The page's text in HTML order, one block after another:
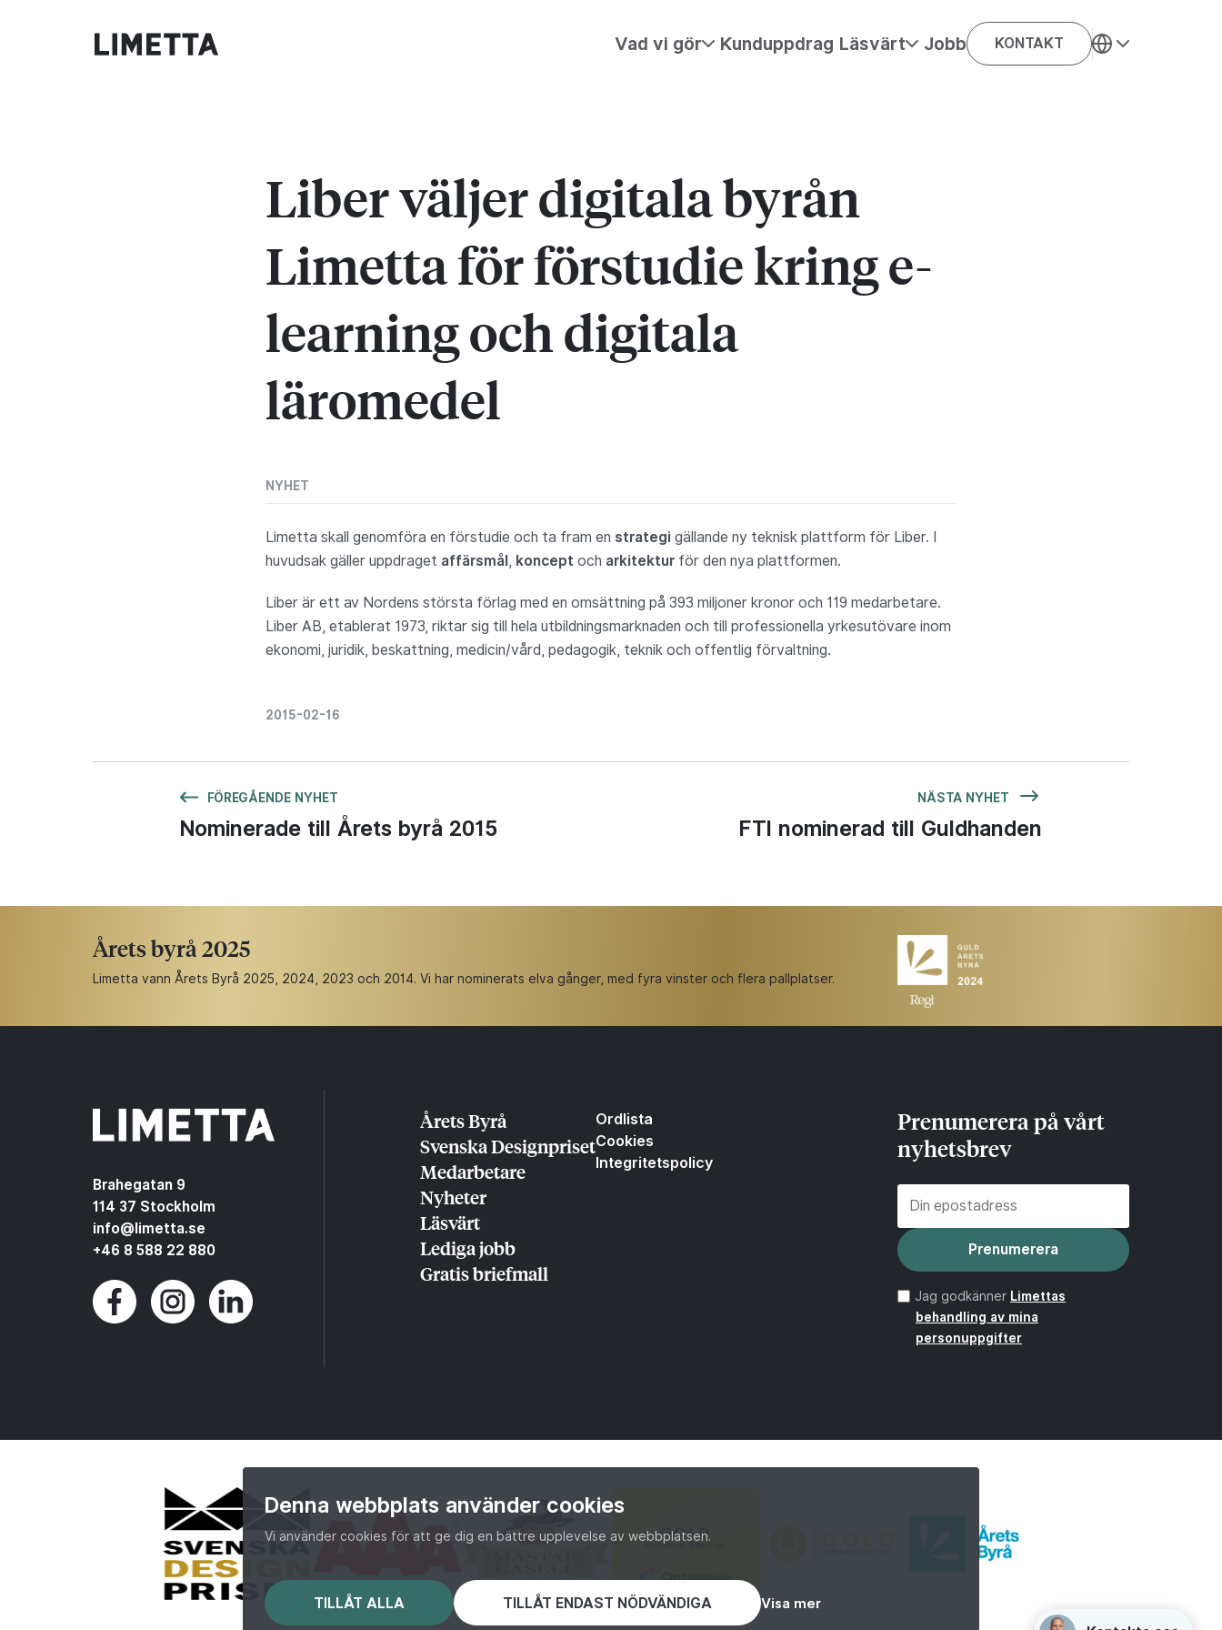
Denna webbplats använder cookies
Vi använder cookies för att ge dig en bättre upplevelse av webbplatsen.
TILLÅT ALLA TILLÅT ENDAST NÖDVÄNDIGA Visa mer
Vad vi gör Kunduppdrag Läsvärt Jobb KONTAKT
Liber väljer digitala byrån
Limetta för förstudie kring e-
learning och digitala
läromedel
NYHET
Limetta skall genomföra en förstudie och ta fram en strategi gällande ny teknisk plattform för Liber. I
huvudsak gäller uppdraget affärsmål, koncept och arkitektur för den nya plattformen.
Liber är ett av Nordens största förlag med en omsättning på 393 miljoner kronor och 119 medarbetare.
Liber AB, etablerat 1973, riktar sig till hela utbildningsmarknaden och till professionella yrkesutövare inom
ekonomi, juridik, beskattning, medicin/vård, pedagogik, teknik och offentlig förvaltning.
2015-02-16
FÖREGÅENDE NYHET
Nominerade till Årets byrå 2015
NÄSTA NYHET
FTI nominerad till Guldhanden
Årets byrå 2025
Limetta vann Årets Byrå 2025, 2024, 2023 och 2014. Vi har nominerats elva gånger, med fyra vinster och flera pallplatser.
Brahegatan 9
114 37 Stockholm
info@limetta.se
+46 8 588 22 880
Årets Byrå
Svenska Designpriset
Medarbetare
Nyheter
Läsvärt
Lediga jobb
Gratis briefmall
Ordlista
Cookies
Integritetspolicy
Prenumerera på vårt
nyhetsbrev
Prenumerera
Jag godkänner Limettas
behandling av mina
personuppgifter